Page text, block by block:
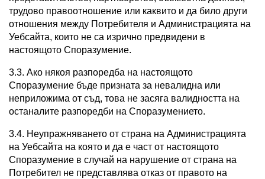
трудово правоотношение или каквито и да било други
отношения между Потребителя и Администрацията на
Уебсайта, които не са изрично предвидени в
настоящото Споразумение.
3.3. Ако някоя разпоредба на настоящото
Споразумение бъде призната за невалидна или
неприложима от съд, това не засяга валидността на
останалите разпоредби на Споразумението.
3.4. Неупражняването от страна на Администрацията
на Уебсайта на която и да е част от настоящото
Споразумение в случай на нарушение от страна на
Потребител не представлява отказ от правото на